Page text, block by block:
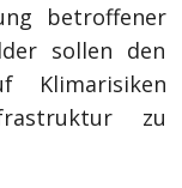
betroffener
sollen den
Klimarisiken
zu